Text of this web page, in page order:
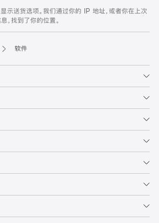
示送货选项。我们通过你的 IP 地址，或者你在上次
找到了你的位置。
软件